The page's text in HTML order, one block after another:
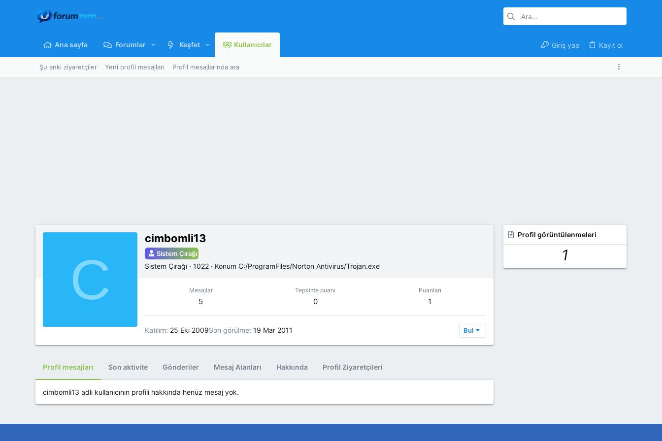
Ana sayfa Forumlar Keşfet Kullanıcılar Giriş yap Kayıt ol
Şu anki ziyaretçiler Yeni profil mesajları Profil mesajlarında ara
C
cimbomli13
Sistem Çırağı
Sistem Çırağı · 1022 · Konum C:/ProgramFiles/Norton Antivirus/Trojan.exe
Mesajlar
5
Tepkime puanı
0
Puanları
1
Katılım 25 Eki 2009Son görülme 19 Mar 2011 Bul
Profil mesajları Son aktivite Gönderiler Mesaj Alanları Hakkında Profil Ziyaretçileri
cimbomli13 adlı kullanıcının profili hakkında henüz mesaj yok.
Profil görüntülenmeleri
1